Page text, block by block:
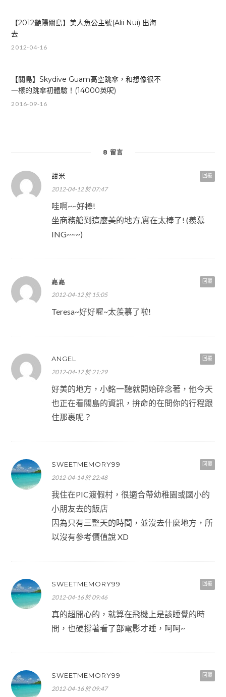
【2012艷陽關島】美人魚公主號(Alii Nui) 出海
去
2012-04-16
【關島】Skydive Guam高空跳傘，和想像很不
一樣的跳傘初體驗！(14000英呎)
2016-09-16
8 留言
回覆
甜米
2012-04-12 於 07:47
哇啊~~好棒!
坐商務艙到這麼美的地方,實在太棒了! (羨慕
ING~~~)
回覆
嘉嘉
2012-04-12 於 15:05
Teresa~好好喔~太羨慕了啦!
回覆
ANGEL
2012-04-12 於 21:29
好美的地方，小銘一聽就開始碎念著，他今天
也正在看關島的資訊，拚命的在問你的行程跟
住那裹呢？
回覆
SWEETMEMORY99
2012-04-14 於 22:48
我住在PIC渡假村，很適合帶幼稚園或國小的
小朋友去的飯店
因為只有三整天的時間，並沒去什麼地方，所
以沒有參考價值說 XD
回覆
SWEETMEMORY99
2012-04-16 於 09:46
真的超開心的，就算在飛機上是該睡覺的時
間，也硬撐著看了部電影才睡，呵呵~
回覆
SWEETMEMORY99
2012-04-16 於 09:47